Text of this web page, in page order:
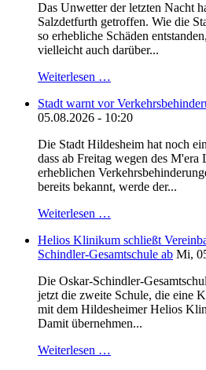
Das Unwetter der letzten Nacht
Salzdetfurth getroffen. Wie die
so erhebliche Schäden
vielleicht auch darüber...
Weiterlesen …
Stadt warnt vor
05.08.2026 - 10:20
Die Stadt Hildesheim hat noch
dass ab Freitag wegen des M'era
erheblichen
bereits bekannt, werde der...
Weiterlesen …
Helios Klinikum schließt
Schindler-Gesamtschule ab Mi,
Die Oskar-Schindler-
jetzt die zweite Schule, die eine
mit dem Hildesheimer Helios
Damit übernehmen...
Weiterlesen …